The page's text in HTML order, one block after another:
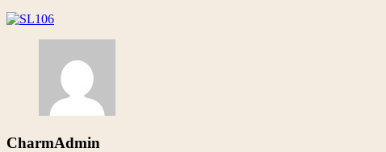
CharmAdmin